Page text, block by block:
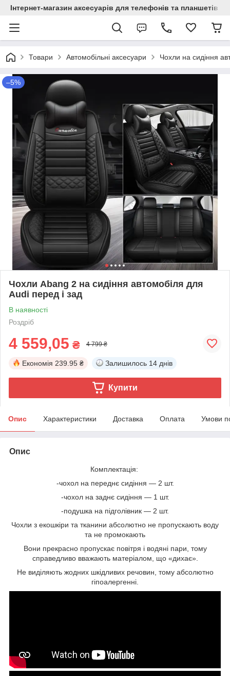
Інтернет-магазин аксесуарів для телефонів та планшетів
Товари Автомобільні аксесуари Чохли на сидіння
–5%
Чохли Abang 2 на сидіння автомобіля для
Audi перед і зад
В наявності
Роздріб
4 559,05 ₴ 4 799 ₴
Економія 239.95 ₴ Залишилось 14 днів
Купити
Опис Характеристики Доставка Оплата Умови
Опис
Комплектація:
-чохол на переднє сидіння — 2 шт.
-чохол на заднє сидіння — 1 шт.
-подушка на підголівник — 2 шт.
Чохли з екошкіри та тканини абсолютно не пропускають воду
та не промокають
Вони прекрасно пропускає повітря і водяні пари, тому
справедливо вважають матеріалом, що «дихає».
Не виділяють жодних шкідливих речовин, тому абсолютно
гіпоалергенні.